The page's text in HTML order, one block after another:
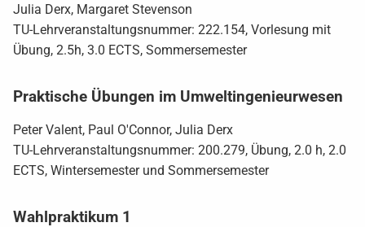
Julia Derx, Margaret Stevenson
TU-Lehrveranstaltungsnummer: 222.154, Vorlesung mit
Übung, 2.5h, 3.0 ECTS, Sommersemester
Praktische Übungen im Umweltingenieurwesen
Peter Valent, Paul O'Connor, Julia Derx
TU-Lehrveranstaltungsnummer: 200.279, Übung, 2.0 h, 2.0
ECTS, Wintersemester und Sommersemester
Wahlpraktikum 1